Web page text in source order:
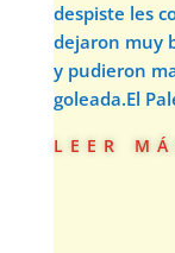
despiste les
dejaron muy
y pudieron
goleada.El
leer